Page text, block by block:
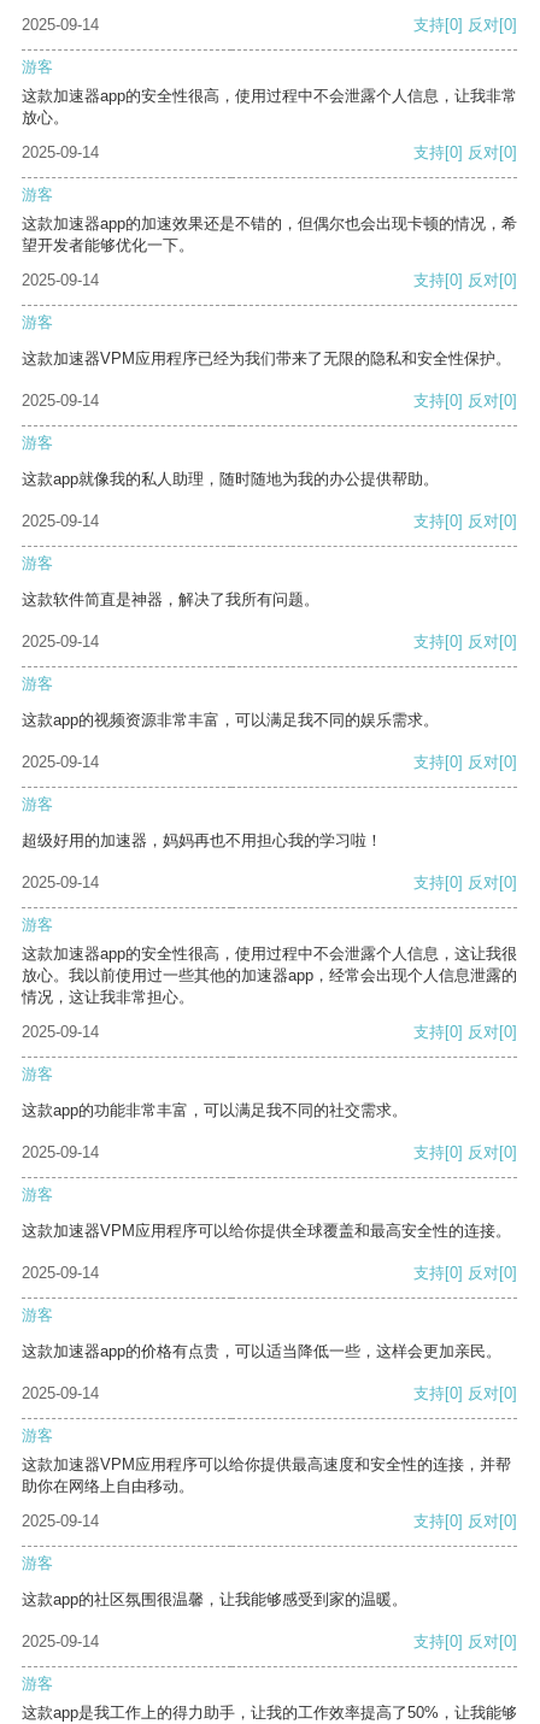
2025-09-14
支持[0] 反对[0]
游客
这款加速器app的安全性很高，使用过程中不会泄露个人信息，让我非常
放心。
2025-09-14
支持[0] 反对[0]
游客
这款加速器app的加速效果还是不错的，但偶尔也会出现卡顿的情况，希
望开发者能够优化一下。
2025-09-14
支持[0] 反对[0]
游客
这款加速器VPM应用程序已经为我们带来了无限的隐私和安全性保护。
2025-09-14 支持[0] 反对[0]
游客
这款app就像我的私人助理，随时随地为我的办公提供帮助。
2025-09-14 支持[0] 反对[0]
游客
这款软件简直是神器，解决了我所有问题。
2025-09-14 支持[0] 反对[0]
游客
这款app的视频资源非常丰富，可以满足我不同的娱乐需求。
2025-09-14 支持[0] 反对[0]
游客
超级好用的加速器，妈妈再也不用担心我的学习啦！
2025-09-14 支持[0] 反对[0]
游客
这款加速器app的安全性很高，使用过程中不会泄露个人信息，这让我很
放心。我以前使用过一些其他的加速器app，经常会出现个人信息泄露的
情况，这让我非常担心。
2025-09-14
支持[0] 反对[0]
游客
这款app的功能非常丰富，可以满足我不同的社交需求。
2025-09-14 支持[0] 反对[0]
游客
这款加速器VPM应用程序可以给你提供全球覆盖和最高安全性的连接。
2025-09-14 支持[0] 反对[0]
游客
这款加速器app的价格有点贵，可以适当降低一些，这样会更加亲民。
2025-09-14 支持[0] 反对[0]
游客
这款加速器VPM应用程序可以给你提供最高速度和安全性的连接，并帮
助你在网络上自由移动。
2025-09-14
支持[0] 反对[0]
游客
这款app的社区氛围很温馨，让我能够感受到家的温暖。
2025-09-14 支持[0] 反对[0]
游客
这款app是我工作上的得力助手，让我的工作效率提高了50%，让我能够